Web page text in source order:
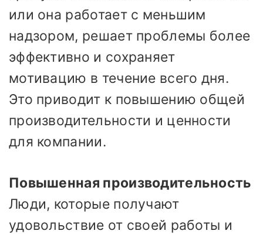
или она работает с меньшим
надзором, решает проблемы более
эффективно и сохраняет
мотивацию в течение всего дня.
Это приводит к повышению общей
производительности и ценности
для компании.
Повышенная производительность
Люди, которые получают
удовольствие от своей работы и